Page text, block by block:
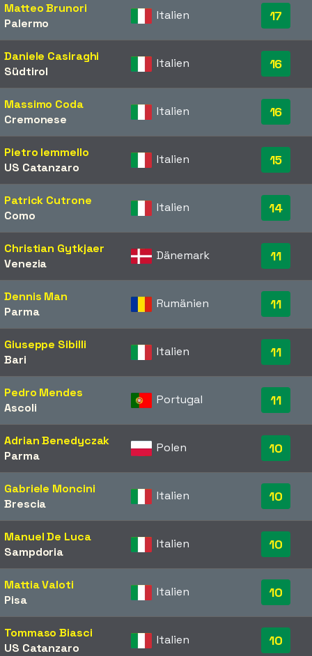
Matteo Brunori
Palermo
Italien 17
Daniele Casiraghi
Südtirol
Italien 16
Massimo Coda
Cremonese
Italien 16
Pietro Iemmello
US Catanzaro
Italien 15
Patrick Cutrone
Como
Italien 14
Christian Gytkjaer
Venezia
Dänemark 11
Dennis Man
Parma
Rumänien 11
Giuseppe Sibilli
Bari
Italien 11
Pedro Mendes
Ascoli
Portugal 11
Adrian Benedyczak
Parma
Polen 10
Gabriele Moncini
Brescia
Italien 10
Manuel De Luca
Sampdoria
Italien 10
Mattia Valoti
Pisa
Italien 10
Tommaso Biasci
US Catanzaro
Italien 10